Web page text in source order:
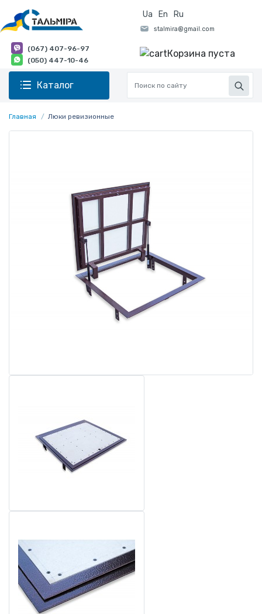
Ua En Ru
(067) 407-96-97
(050) 447-10-46
Корзина пуста
Каталог
Главная Люки ревизионные